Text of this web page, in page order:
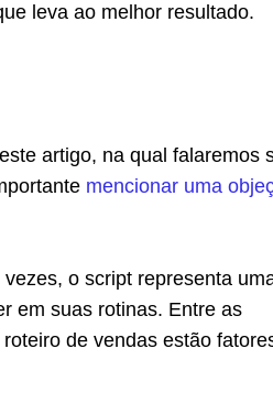
leva ao melhor resultado.
artigo, na qual falaremos
mencionar uma
o script representa
em suas rotinas. Entre as
de vendas estão